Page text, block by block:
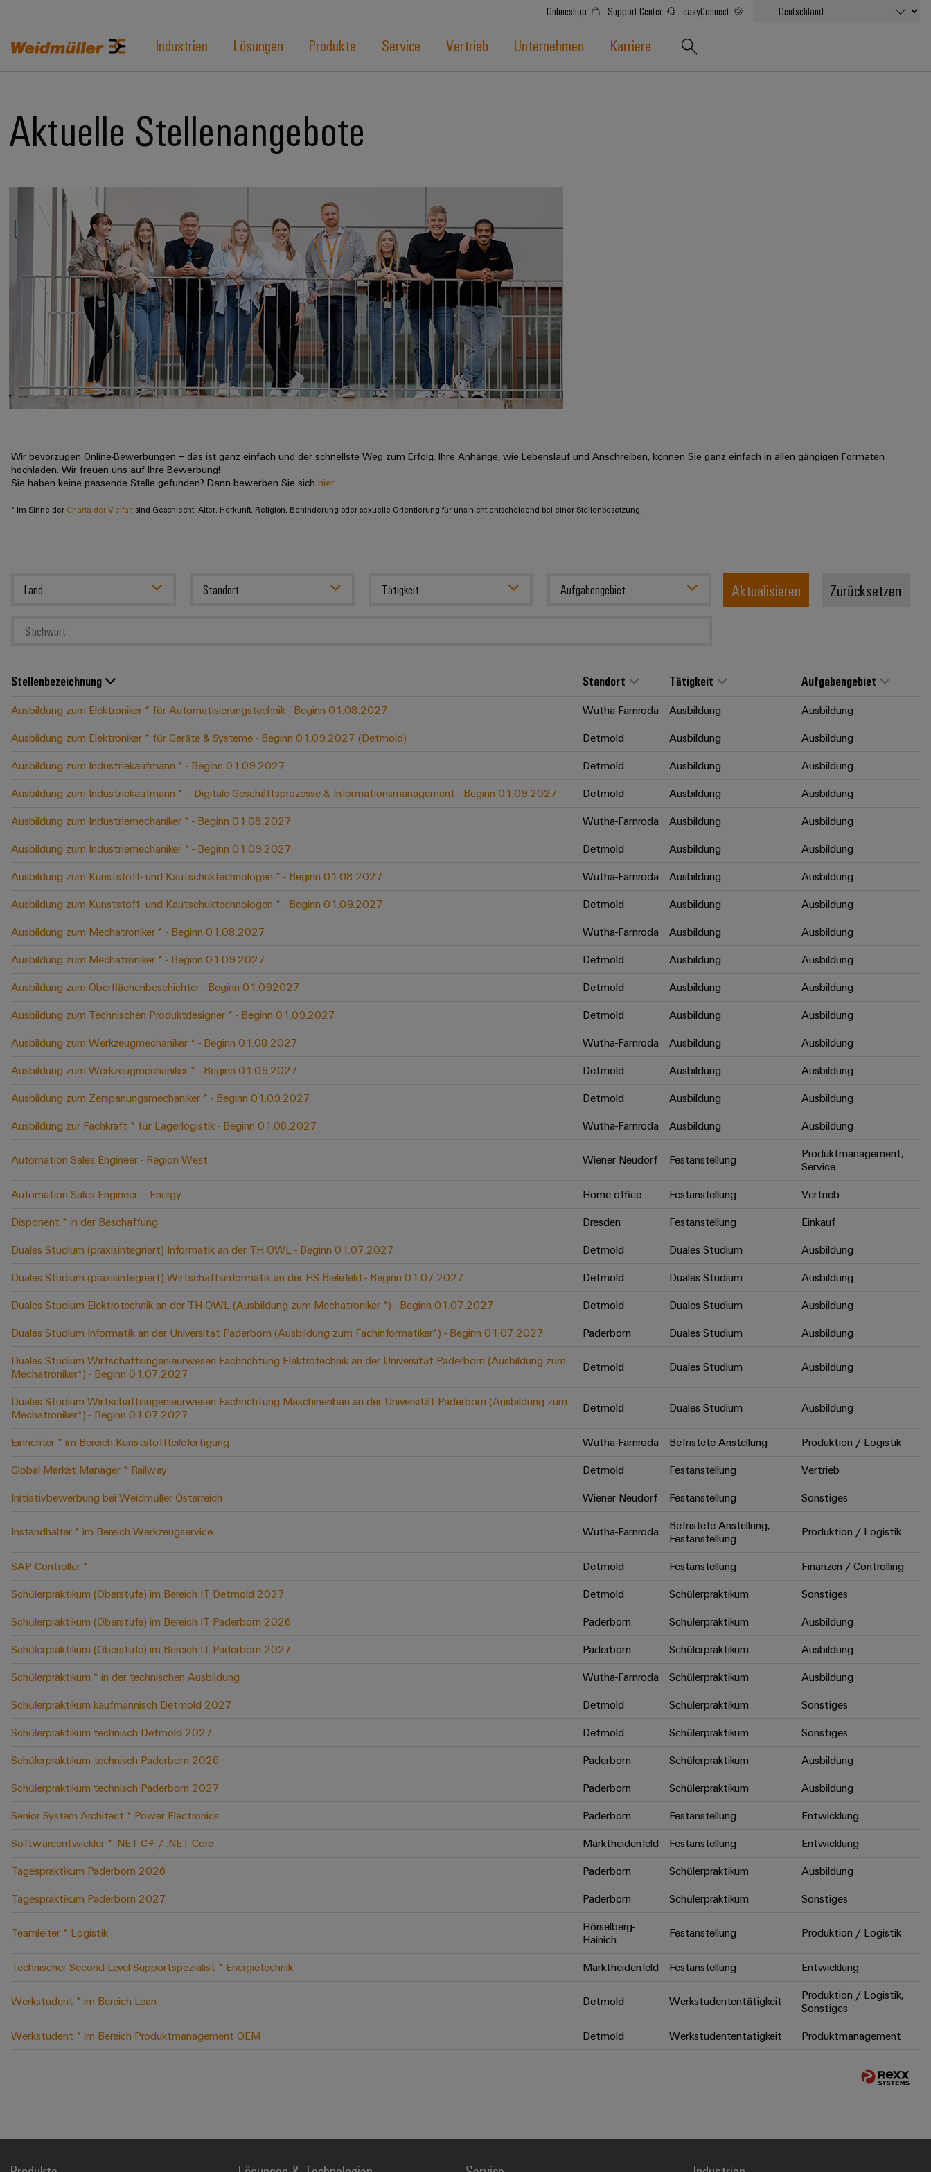
Onlineshop Support Center easyConnect
Industrien Lösungen Produkte Service Vertrieb Unternehmen Karriere
Aktuelle Stellenangebote
Wir bevorzugen Online-Bewerbungen – das ist ganz einfach und der schnellste Weg zum Erfolg. Ihre Anhänge, wie Lebenslauf und Anschreiben, können Sie ganz einfach in allen gängigen Formaten
hochladen. Wir freuen uns auf Ihre Bewerbung!
Sie haben keine passende Stelle gefunden? Dann bewerben Sie sich hier
* Im Sinne der Charta der Vielfalt sind Geschlecht, Alter, Herkunft, Religion, Behinderung oder sexuelle Orientierung für uns nicht entscheidend bei einer Stellenbesetzung.
Land Standort Tätigkeit Aufgabengebiet Zurücksetzen
Aktualisieren
Stellenbezeichnung Standort Tätigkeit Aufgabengebiet
Ausbildung zum Elektroniker * für Automatisierungstechnik - Beginn 01.08.2027 Wutha-Farnroda Ausbildung
Ausbildung
Ausbildung zum Elektroniker * für Geräte & Systeme - Beginn 01.09.2027 (Detmold)
Detmold Ausbildung
Ausbildung
Ausbildung zum Industriekaufmann * - Beginn 01.09.2027
Detmold Ausbildung
Ausbildung
Ausbildung zum Industriekaufmann * ​ - Digitale Geschäftsprozesse & Informationsmanagement - Beginn 01.09.2027
Detmold Ausbildung
Ausbildung
Ausbildung zum Industriemechaniker * - Beginn 01.08.2027
Wutha-Farnroda Ausbildung
Ausbildung
Ausbildung zum Industriemechaniker * - Beginn 01.09.2027
Detmold Ausbildung
Ausbildung
Ausbildung zum Kunststoff- und Kautschuktechnologen * - Beginn 01.08.2027
Wutha-Farnroda Ausbildung
Ausbildung
Ausbildung zum Kunststoff- und Kautschuktechnologen * - Beginn 01.09.2027
Detmold Ausbildung
Ausbildung
Ausbildung zum Mechatroniker * - Beginn 01.08.2027
Wutha-Farnroda Ausbildung
Ausbildung
Ausbildung zum Mechatroniker * - Beginn 01.09.2027
Detmold Ausbildung
Ausbildung
Ausbildung zum Oberflächenbeschichter - Beginn 01.092027
Detmold Ausbildung
Ausbildung
Ausbildung zum Technischen Produktdesigner * - Beginn 01.09.2027
Detmold Ausbildung
Ausbildung
Ausbildung zum Werkzeugmechaniker * - Beginn 01.08.2027
Wutha-Farnroda Ausbildung
Ausbildung
Ausbildung zum Werkzeugmechaniker * - Beginn 01.09.2027
Detmold Ausbildung
Ausbildung
Ausbildung zum Zerspanungsmechaniker * - Beginn 01.09.2027
Detmold Ausbildung
Ausbildung
Ausbildung zur Fachkraft * für Lagerlogistik - Beginn 01.08.2027
Wutha-Farnroda Ausbildung Ausbildung
Automation Sales Engineer - Region West Wiener Neudorf Festanstellung
Produktmanagement,
Service
Automation Sales Engineer – Energy
Home office Festanstellung
Vertrieb
Disponent * in der Beschaffung
Dresden Festanstellung
Einkauf
Duales Studium (praxisintegriert) Informatik an der TH OWL - Beginn 01.07.2027
Detmold Duales Studium
Ausbildung
Duales Studium (praxisintegriert) Wirtschaftsinformatik an der HS Bielefeld - Beginn 01.07.2027
Detmold Duales Studium
Ausbildung
Duales Studium Elektrotechnik an der TH OWL (Ausbildung zum Mechatroniker *) - Beginn 01.07.2027
Detmold Duales Studium
Ausbildung
Duales Studium Informatik an der Universität Paderborn (Ausbildung zum Fachinformatiker*) - Beginn 01.07.2027
Paderborn Duales Studium
Ausbildung
Duales Studium Wirtschaftsingenieurwesen Fachrichtung Elektrotechnik an der Universität Paderborn (Ausbildung zum
Mechatroniker*) - Beginn 01.07.2027
Detmold Duales Studium Ausbildung
Duales Studium Wirtschaftsingenieurwesen Fachrichtung Maschinenbau an der Universität Paderborn (Ausbildung zum
Mechatroniker*) - Beginn 01.07.2027
Detmold Duales Studium Ausbildung
Einrichter * im Bereich Kunststoffteilefertigung Wutha-Farnroda Befristete Anstellung
Produktion / Logistik
Global Market Manager * Railway
Detmold Festanstellung
Vertrieb
Initiativbewerbung bei Weidmüller Österreich
Wiener Neudorf Festanstellung Sonstiges
Instandhalter * im Bereich Werkzeugservice Wutha-Farnroda
Befristete Anstellung,
Festanstellung
Produktion / Logistik
SAP Controller * Detmold Festanstellung
Finanzen / Controlling
Schülerpraktikum (Oberstufe) im Bereich IT Detmold 2027
Detmold Schülerpraktikum
Sonstiges
Schülerpraktikum (Oberstufe) im Bereich IT Paderborn 2026
Paderborn Schülerpraktikum
Ausbildung
Schülerpraktikum (Oberstufe) im Bereich IT Paderborn 2027
Paderborn Schülerpraktikum
Ausbildung
Schülerpraktikum * in der technischen Ausbildung
Wutha-Farnroda Schülerpraktikum
Ausbildung
Schülerpraktikum kaufmännisch Detmold 2027
Detmold Schülerpraktikum
Sonstiges
Schülerpraktikum technisch Detmold 2027
Detmold Schülerpraktikum
Sonstiges
Schülerpraktikum technisch Paderborn 2026
Paderborn Schülerpraktikum
Ausbildung
Schülerpraktikum technisch Paderborn 2027
Paderborn Schülerpraktikum
Ausbildung
Senior System Architect * Power Electronics
Paderborn Festanstellung
Entwicklung
Softwareentwickler * .NET C# / .NET Core
Marktheidenfeld Festanstellung
Entwicklung
Tagespraktikum Paderborn 2026
Paderborn Schülerpraktikum
Ausbildung
Tagespraktikum Paderborn 2027
Paderborn Schülerpraktikum Sonstiges
Teamleiter * Logistik
Hörselberg-
Hainich
Festanstellung Produktion / Logistik
Technischer Second-Level-Supportspezialist * Energietechnik Marktheidenfeld Festanstellung Entwicklung
Werkstudent * im Bereich Lean Detmold Werkstudententätigkeit
Produktion / Logistik,
Sonstiges
Werkstudent * im Bereich Produktmanagement OEM
Detmold Werkstudententätigkeit Produktmanagement